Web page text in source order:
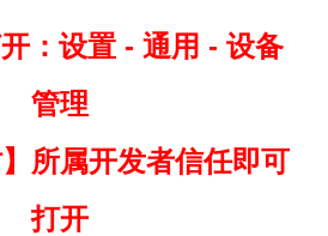
：设置 - 通用 - 设备
管理
】所属开发者信任即可
打开